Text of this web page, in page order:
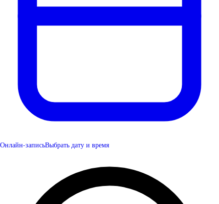
Онлайн-записьВыбрать дату и время